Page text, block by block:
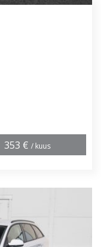
353 € / kuus